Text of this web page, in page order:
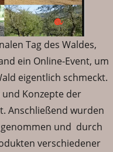
Tag des Waldes,
ein Online-Event, um
eigentlich schmeckt.
Konzepte der
Anschließend wurden
und durch
verschiedener